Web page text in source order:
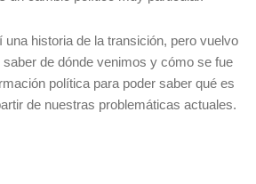
una historia de la transición, pero vuelvo
de dónde venimos y cómo se fue
política para poder saber qué es
de nuestras problemáticas actuales.